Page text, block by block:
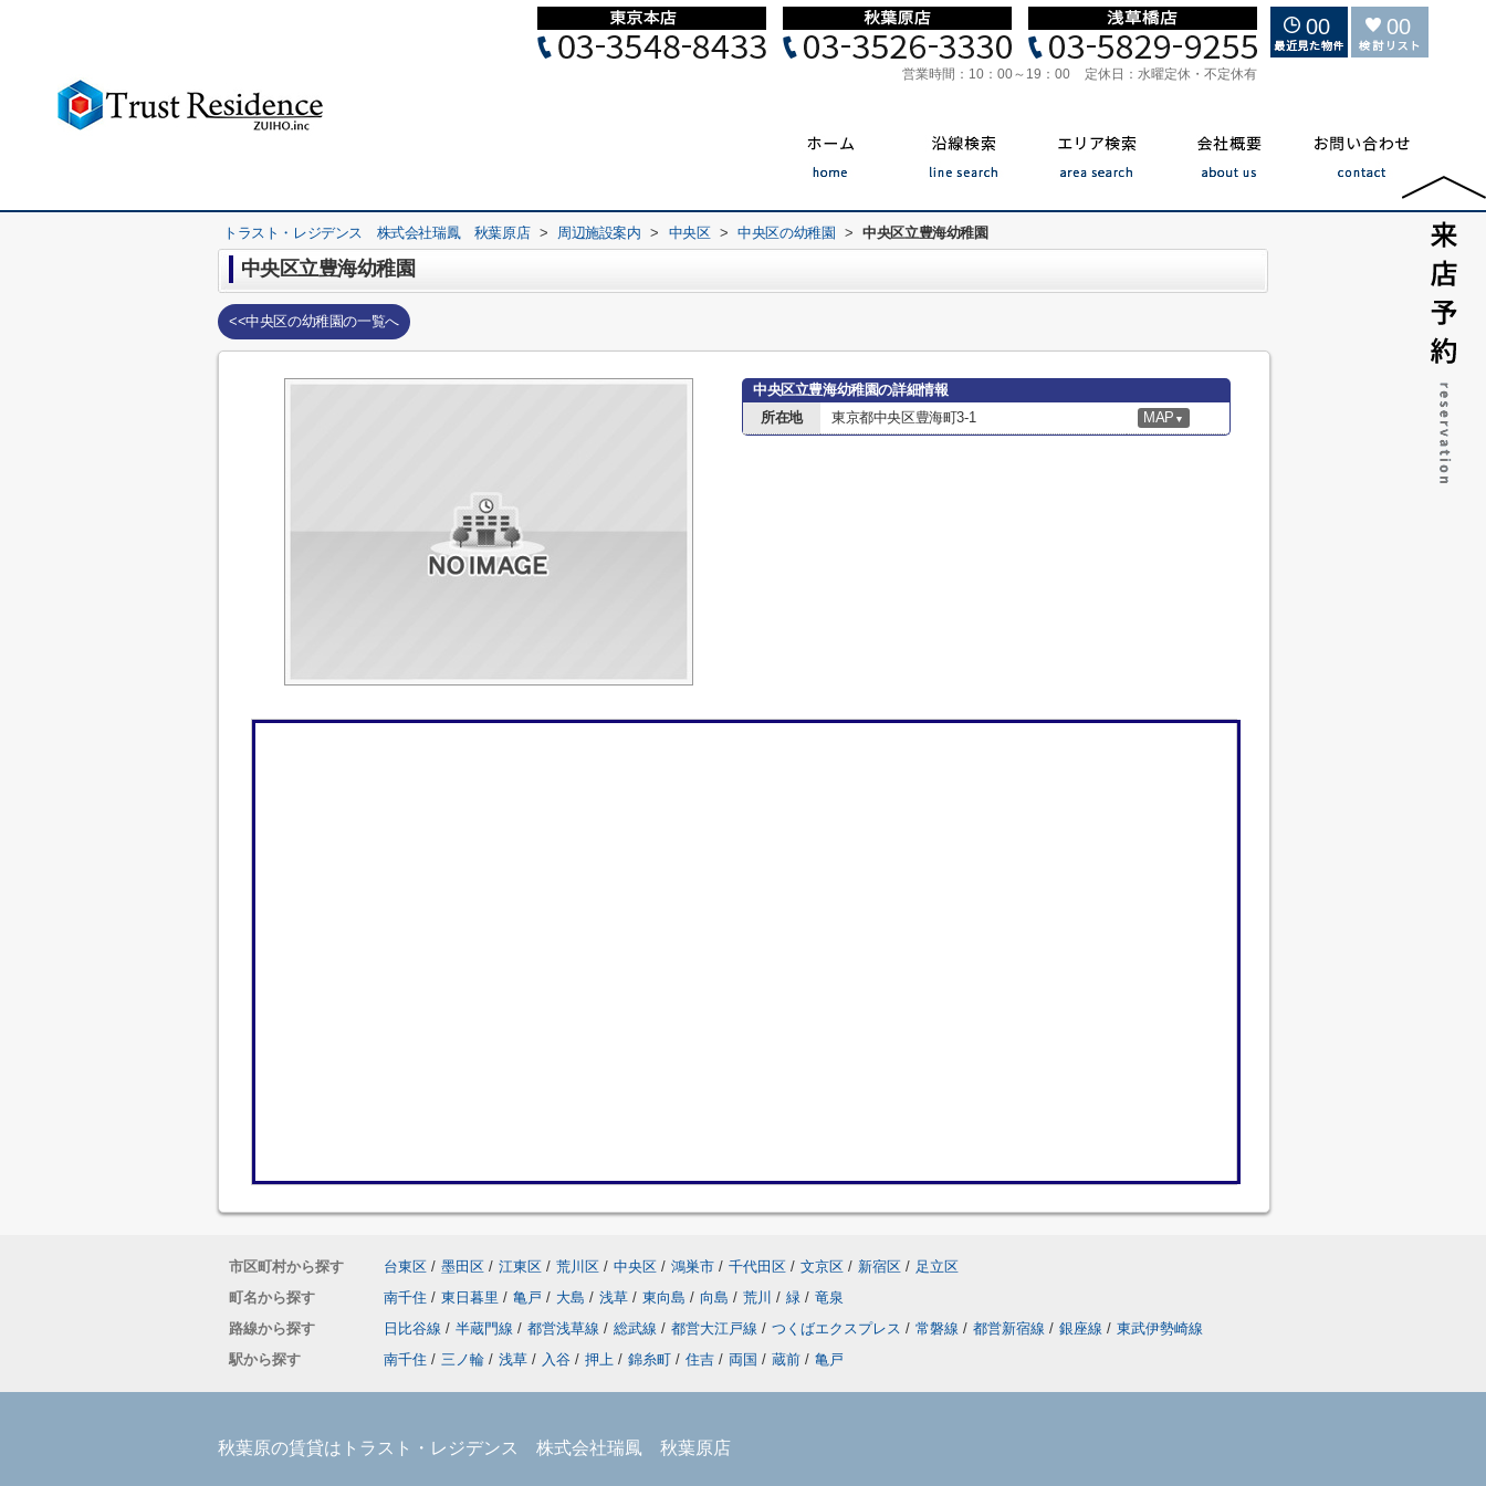
営業時間： 10：00～19：00 定休日： 水曜定休・不定休有
00 00
トラスト・レジデンス 株式会社瑞鳳 秋葉原店 > 周辺施設案内 > 中央区 > 中央区の幼稚園 > 中央区立豊海幼稚園
中央区立豊海幼稚園
<<中央区の幼稚園の一覧へ
中央区立豊海幼稚園の詳細情報
所在地
東京都中央区豊海町3-1 MAP ▼
市区町村から探す 台東区 / 墨田区 / 江東区 / 荒川区 / 中央区 / 鴻巣市 / 千代田区 / 文京区 / 新宿区 / 足立区
町名から探す
南千住 / 東日暮里 / 亀戸 / 大島 / 浅草 / 東向島 / 向島 / 荒川 / 緑 / 竜泉
路線から探す
日比谷線 / 半蔵門線 / 都営浅草線 / 総武線 / 都営大江戸線 / つくばエクスプレス / 常磐線 / 都営新宿線 / 銀座線 / 東武伊勢崎線
駅から探す
南千住 / 三ノ輪 / 浅草 / 入谷 / 押上 / 錦糸町 / 住吉 / 両国 / 蔵前 / 亀戸
秋葉原の賃貸はトラスト・レジデンス 株式会社瑞鳳 秋葉原店